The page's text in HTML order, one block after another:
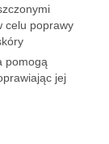
celu poprawy
pomogą
jej